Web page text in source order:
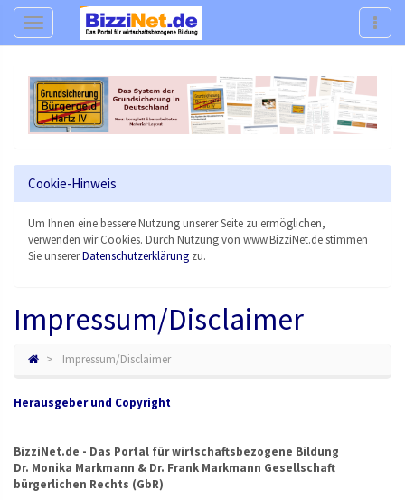
Navigation
Cookie-Hinweis
Um Ihnen eine bessere Nutzung unserer Seite zu ermöglichen,
verwenden wir Cookies. Durch Nutzung von www.BizziNet.de stimmen
Sie unsererDatenschutzerklärung zu.
Impressum/Disclaimer
Impressum/Disclaimer
Herausgeber und Copyright
BizziNet.de - Das Portal für wirtschaftsbezogene Bildung
Dr. Monika Markmann & Dr. Frank Markmann Gesellschaft
bürgerlichen Rechts (GbR)